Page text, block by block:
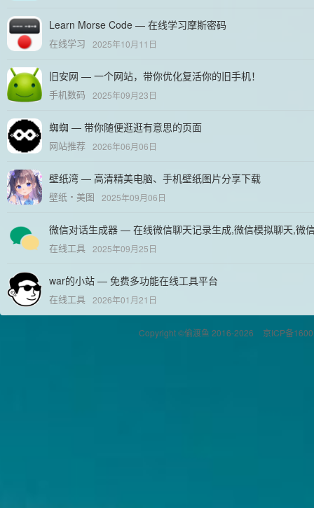
Learn Morse Code — 在线学习摩斯密码
在线学习 2025年10月11日
旧安网 — 一个网站，带你优化复活你的旧手机！
手机数码 2025年09月23日
蜘蜘 — 带你随便逛逛有意思的页面
网站推荐 2026年06月06日
壁纸湾 — 高清精美电脑、手机壁纸图片分享下载
壁纸 美图 2025年09月06日
微信对话生成器 — 在线微信聊天记录生成,微信模拟聊天,微
在线工具 2025年09月25日
war的小站 — 免费多功能在线工具平台
在线工具 2026年01月21日
Copyright ©偷渡鱼 2016-2026 京ICP备